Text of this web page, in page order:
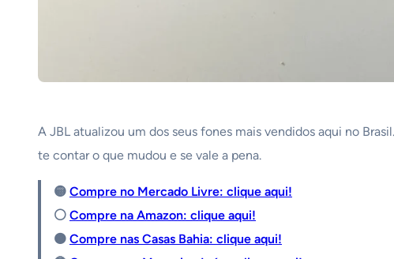
A JBL atualizou um dos seus fones mais vendidos aqui no
te contar o que mudou e se vale a pena.
🟡 Compre no Mercado Livre: clique aqui!
⚪️ Compre na Amazon: clique aqui!
🟠 Compre nas Casas Bahia: clique aqui!